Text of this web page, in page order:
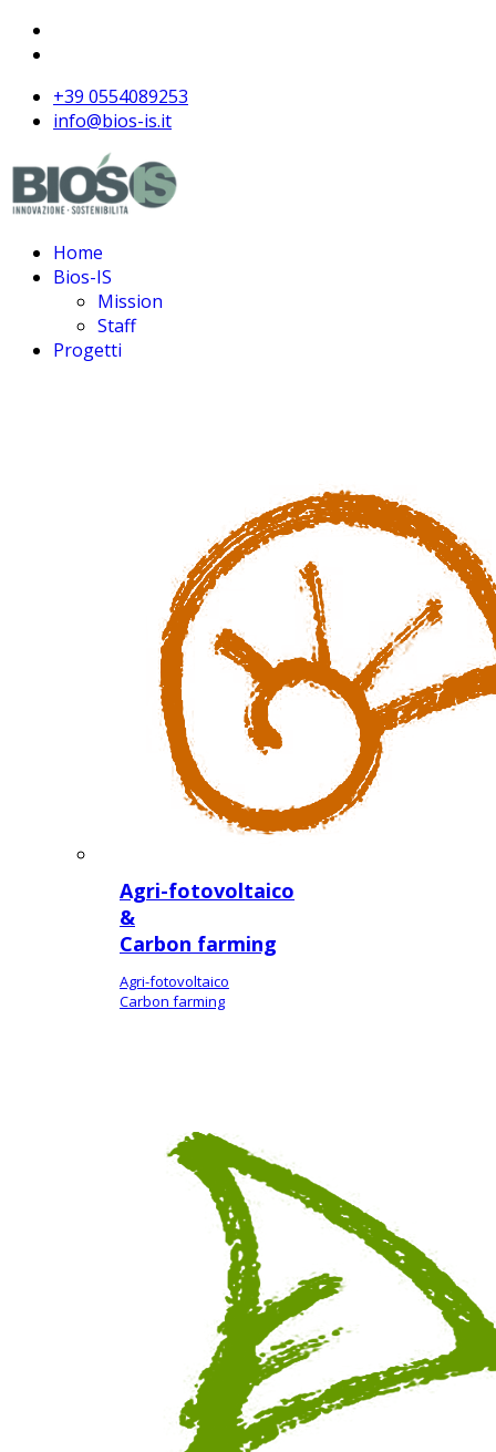
+39 0554089253
info@bios-is.it
Home
Bios-IS
Mission
Staff
Progetti
Agri-fotovoltaico
&
Carbon farming
Agri-fotovoltaico
Carbon farming